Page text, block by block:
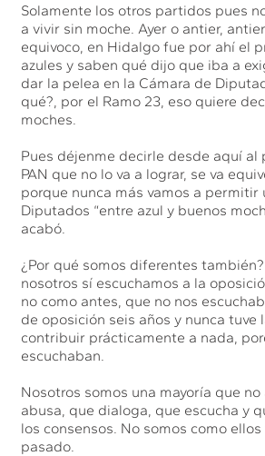
Solamente los otros partidos pues
a vivir sin moche. Ayer o antier,
equivoco, en Hidalgo fue por ahí el
azules y saben qué dijo que iba a
dar la pelea en la Cámara de
qué?, por el Ramo 23, eso quiere
moches.
Pues déjenme decirle desde aquí al
PAN que no lo va a lograr, se va
porque nunca más vamos a permitir
Diputados “entre azul y buenos
acabó.
¿Por qué somos diferentes
nosotros sí escuchamos a la
no como antes, que no nos
de oposición seis años y nunca
contribuir prácticamente a nada,
escuchaban.
Nosotros somos una mayoría que
abusa, que dialoga, que escucha y
los consensos. No somos como
pasado.